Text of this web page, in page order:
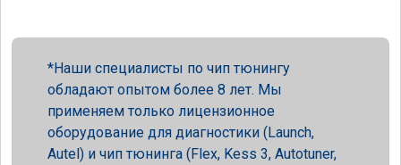
Наши специалисты по чип тюнингу
обладают опытом более 8 лет. Мы
применяем только лицензионное
оборудование для диагностики (Launch,
Autel) и чип тюнинга (Flex, Kess 3, Autotuner,